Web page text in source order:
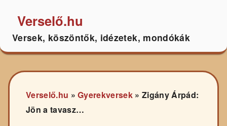
Verselő.hu
Versek, köszöntők, idézetek, mondókák
Verselő.hu »Gyerekversek » Zigány Árpád:
Jön a tavasz…